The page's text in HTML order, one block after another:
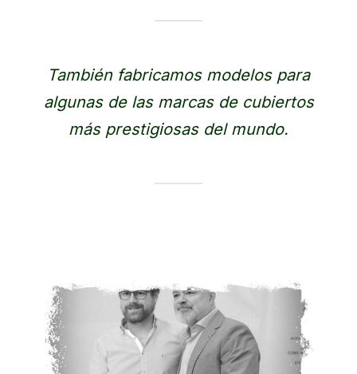
También fabricamos modelos para
algunas de las marcas de cubiertos
más prestigiosas del mundo.